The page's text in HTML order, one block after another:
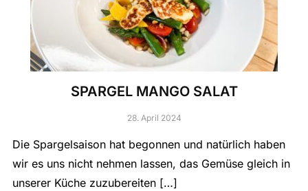
SPARGEL MANGO SALAT
28. April 2024
Die Spargelsaison hat begonnen und natürlich haben
wir es uns nicht nehmen lassen, das Gemüse gleich in
unserer Küche zuzubereiten […]